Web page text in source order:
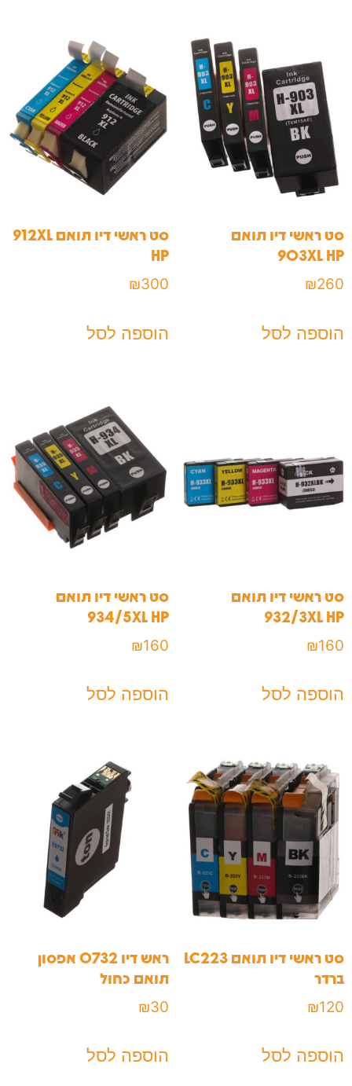
סט ראשי דיו תואם
903XL HP
₪260
הוספה לסל
סט ראשי דיו תואם 912XL
HP
₪300
הוספה לסל
סט ראשי דיו תואם
932/3XL HP
₪160
הוספה לסל
סט ראשי דיו תואם
934/5XL HP
₪160
הוספה לסל
סט ראשי דיו תואם LC223
ברדר
₪120
הוספה לסל
ראש דיו 0732 אפסון
תואם כחול
₪30
הוספה לסל